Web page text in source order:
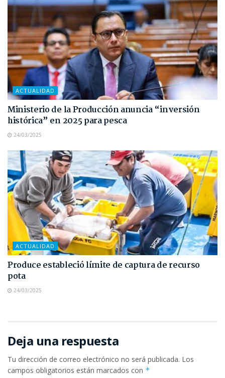
ACTUALIDAD
Ministerio de la Producción anuncia “inversión
histórica” en 2025 para pesca
24/03/2025
ACTUALIDAD
Produce estableció límite de captura de recurso
pota
24/03/2025
Deja una respuesta
Tu dirección de correo electrónico no será publicada. Los
campos obligatorios están marcados con *